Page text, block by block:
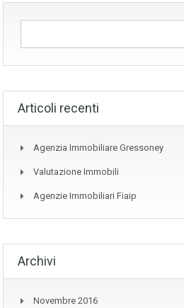
Articoli recenti
Agenzia Immobiliare Gressoney
Valutazione Immobili
Agenzie Immobiliari Fiaip
Archivi
Novembre 2016